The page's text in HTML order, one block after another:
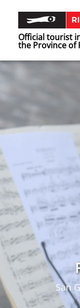
Official tourist
the Province of
San